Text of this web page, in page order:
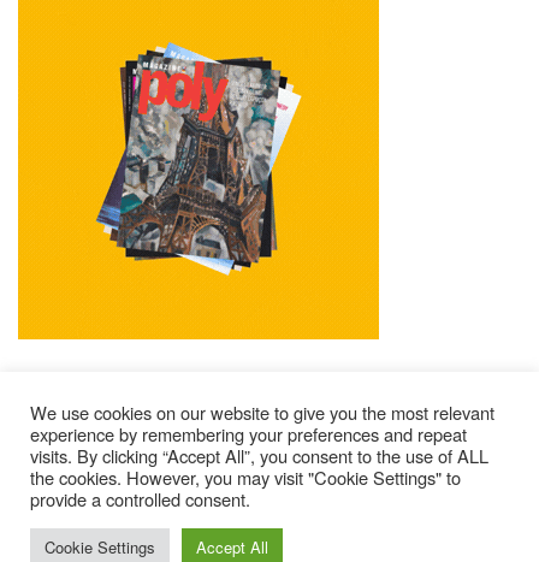
Mentions Légales Contacts
Où Trouver Poly ?
Lire Les Anciens N°
S’abonner À Poly
© 2025 – Magazine Poly – BKN
We use cookies on our website to give you the most relevant
experience by remembering your preferences and repeat
visits. By clicking “Accept All”, you consent to the use of ALL
the cookies. However, you may visit "Cookie Settings" to
provide a controlled consent.
Cookie Settings Accept All